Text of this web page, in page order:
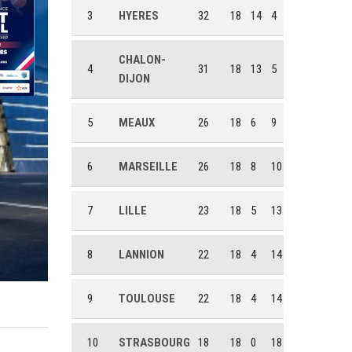
3 HYERES 32 18 14 4
4
CHALON-
DIJON
31 18 13 5
5 MEAUX 26 18 6 9
6 MARSEILLE 26 18 8 10
7 LILLE 23 18 5 13
8 LANNION 22 18 4 14
9 TOULOUSE 22 18 4 14
10 STRASBOURG 18 18 0 18